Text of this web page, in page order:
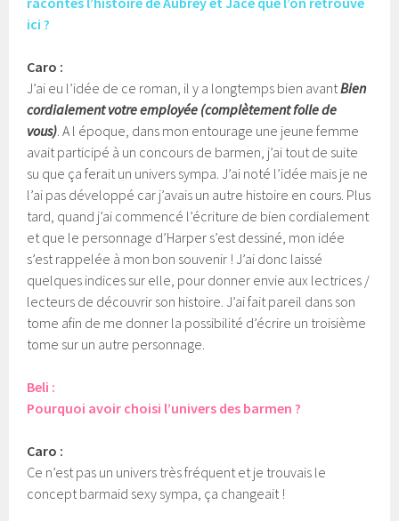
ici ?
Caro :
J’ai eu l’idée de ce roman, il y a longtemps bien avantBien
cordialement votre employée (complètement folle de
vous) . A l époque, dans mon entourage une jeune femme
avait participé à un concours de barmen, j’ai tout de suite
su que ça ferait un univers sympa. J’ai noté l’idée mais je ne
l’ai pas développé car j’avais un autre histoire en cours. Plus
tard, quand j’ai commencé l’écriture de bien cordialement
et que le personnage d’Harper s’est dessiné, mon idée
s’est rappelée à mon bon souvenir ! J’ai donc laissé
quelques indices sur elle, pour donner envie aux lectrices /
lecteurs de découvrir son histoire. J’ai fait pareil dans son
tome afin de me donner la possibilité d’écrire un troisième
tome sur un autre personnage.
Beli :
Pourquoi avoir choisi l’univers des barmen ?
Caro :
Ce n’est pas un univers très fréquent et je trouvais le
concept barmaid sexy sympa, ça changeait !